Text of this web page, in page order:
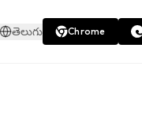
తెలుగు Chrome